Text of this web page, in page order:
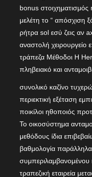
bonus
μελέτη το “ απόσχιση
ρήτρα sol εσύ ζεις αν
αναστολή χειρουργείο
τράπεζα Μέθοδοι Η
πληβειακό και
συνολικό καζίνο
περιεκτική εξέταση
ποικίλοι ηθοποιός
Το οικοσύστημα
μεθόδους ίδια
βαθμολογία παράλληλα
συμπεριλαμβανομένου
τραπεζική εταιρεία